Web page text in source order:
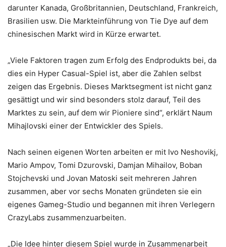
darunter Kanada, Großbritannien, Deutschland, Frankreich,
Brasilien usw. Die Markteinführung von Tie Dye auf dem
chinesischen Markt wird in Kürze erwartet.
„Viele Faktoren tragen zum Erfolg des Endprodukts bei, da
dies ein Hyper Casual-Spiel ist, aber die Zahlen selbst
zeigen das Ergebnis. Dieses Marktsegment ist nicht ganz
gesättigt und wir sind besonders stolz darauf, Teil des
Marktes zu sein, auf dem wir Pioniere sind“, erklärt Naum
Mihajlovski einer der Entwickler des Spiels.
Nach seinen eigenen Worten arbeiten er mit Ivo Neshovikj,
Mario Ampov, Tomi Dzurovski, Damjan Mihailov, Boban
Stojchevski und Jovan Matoski seit mehreren Jahren
zusammen, aber vor sechs Monaten gründeten sie ein
eigenes Gameg-Studio und begannen mit ihren Verlegern
CrazyLabs zusammenzuarbeiten.
„Die Idee hinter diesem Spiel wurde in Zusammenarbeit